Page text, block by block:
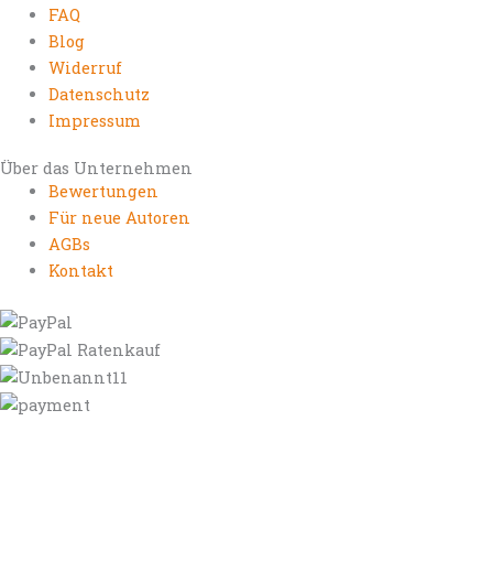
FAQ
Blog
Widerruf
Datenschutz
Impressum
Über das Unternehmen
Bewertungen
Für neue Autoren
AGBs
Kontakt